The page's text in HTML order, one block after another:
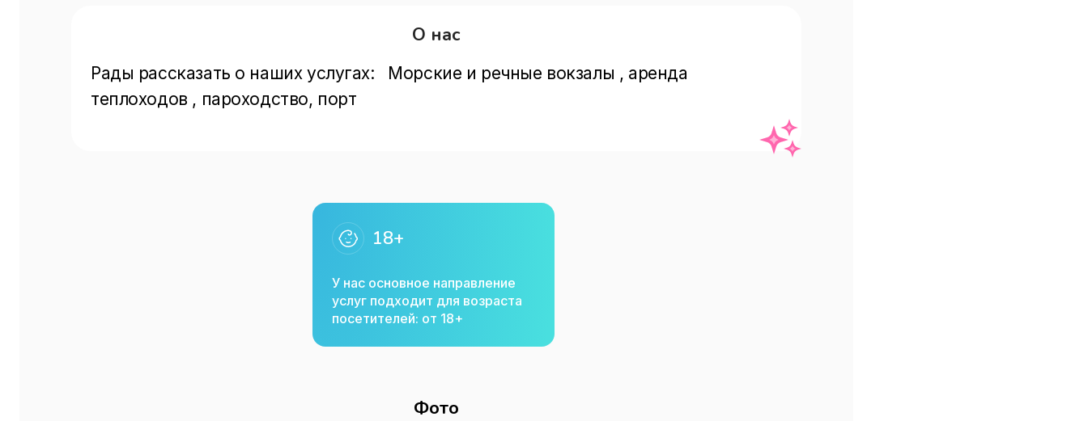
О нас
Рады рассказать о наших услугах:   Морские и речные вокзалы , аренда
теплоходов , пароходство, порт
18+
У нас основное направление
услуг подходит для возраста
посетителей: от 18+
Фото